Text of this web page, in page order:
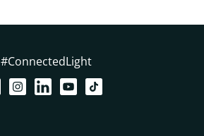
#ConnectedLight